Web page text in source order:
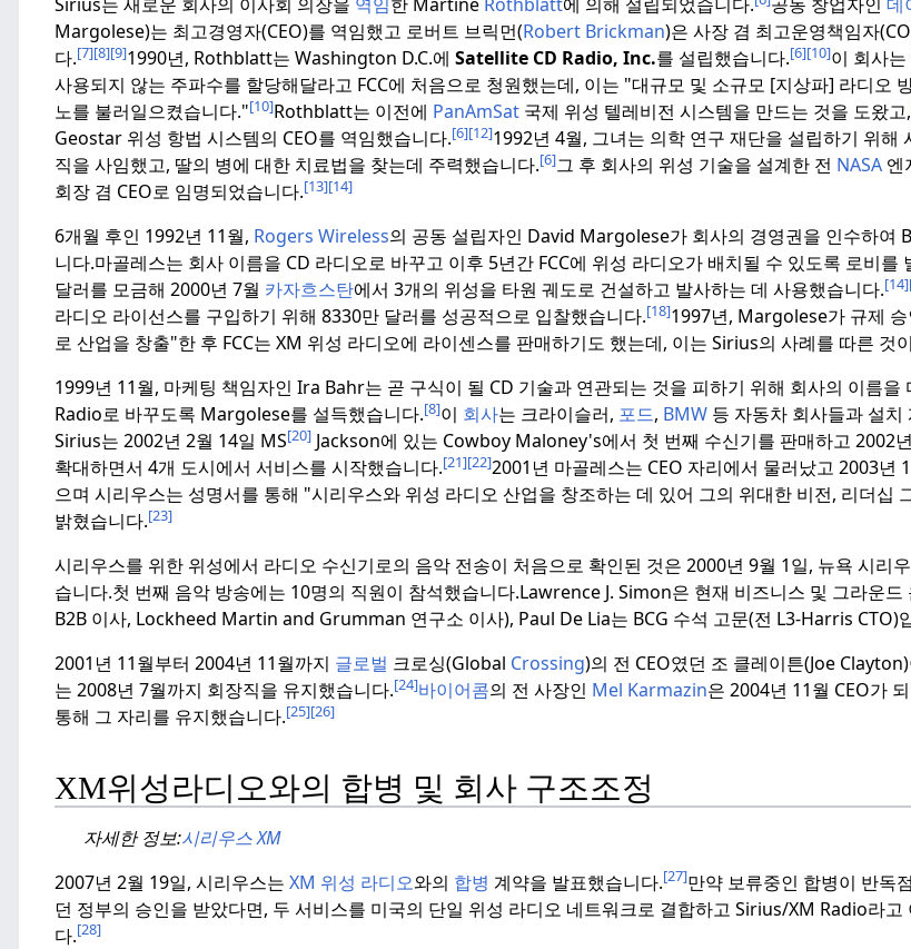
Margolese)는 최고경영자(CEO)를 역임했고 로버트 브릭먼(Robert Brickman)은 사장 겸 최고운영책임자
다.[7][8][9]1990년, Rothblatt는 Washington D.C.에 Satellite CD Radio, Inc.를 설립했습니다.[6][10]이 회사는
사용되지 않는 주파수를 할당해달라고 FCC에 처음으로 청원했는데, 이는 "대규모 및 소규모 [지상파] 라디오
노를 불러일으켰습니다."[10]Rothblatt는 이전에 PanAmSat 국제 위성 텔레비전 시스템을 만드는 것을 도왔고,
Geostar 위성 항법 시스템의 CEO를 역임했습니다.[6][12]1992년 4월, 그녀는 의학 연구 재단을 설립하기 위해
직을 사임했고, 딸의 병에 대한 치료법을 찾는데 주력했습니다.[6]그 후 회사의 위성 기술을 설계한 전 NASA 엔
회장 겸 CEO로 임명되었습니다.[13][14]
6개월 후인 1992년 11월, Rogers Wireless의 공동 설립자인 David Margolese가 회사의 경영권을 인수하여
니다.마골레스는 회사 이름을 CD 라디오로 바꾸고 이후 5년간 FCC에 위성 라디오가 배치될 수 있도록 로비를
달러를 모금해 2000년 7월 카자흐스탄에서 3개의 위성을 타원 궤도로 건설하고 발사하는 데 사용했습니다.[14]
라디오 라이선스를 구입하기 위해 8330만 달러를 성공적으로 입찰했습니다.[18]1997년, Margolese가 규제
로 산업을 창출"한 후 FCC는 XM 위성 라디오에 라이센스를 판매하기도 했는데, 이는 Sirius의 사례를 따른 것
1999년 11월, 마케팅 책임자인 Ira Bahr는 곧 구식이 될 CD 기술과 연관되는 것을 피하기 위해 회사의 이름
Radio로 바꾸도록 Margolese를 설득했습니다.[8]이 회사는 크라이슬러, 포드, BMW 등 자동차 회사들과 설치
Sirius는 2002년 2월 14일 MS[20] Jackson에 있는 Cowboy Maloney's에서 첫 번째 수신기를 판매하고 2002
확대하면서 4개 도시에서 서비스를 시작했습니다.[21][22]2001년 마골레스는 CEO 자리에서 물러났고 2003년
으며 시리우스는 성명서를 통해 "시리우스와 위성 라디오 산업을 창조하는 데 있어 그의 위대한 비전, 리더십
밝혔습니다.[23]
시리우스를 위한 위성에서 라디오 수신기로의 음악 전송이 처음으로 확인된 것은 2000년 9월 1일, 뉴욕 시리
습니다.첫 번째 음악 방송에는 10명의 직원이 참석했습니다.Lawrence J. Simon은 현재 비즈니스 및 그라운드
B2B 이사, Lockheed Martin and Grumman 연구소 이사), Paul De Lia는 BCG 수석 고문(전 L3-Harris CTO)
2001년 11월부터 2004년 11월까지 글로벌 크로싱(Global Crossing)의 전 CEO였던 조 클레이튼(Joe
는 2008년 7월까지 회장직을 유지했습니다.[24]바이어콤의 전 사장인 Mel Karmazin은 2004년 11월 CEO가
통해 그 자리를 유지했습니다.[25][26]
XM위성라디오와의 합병 및 회사 구조조정
자세한 정보:시리우스 XM
2007년 2월 19일, 시리우스는 XM 위성 라디오와의 합병 계약을 발표했습니다.[27]만약 보류중인 합병이 반독
던 정부의 승인을 받았다면, 두 서비스를 미국의 단일 위성 라디오 네트워크로 결합하고 Sirius/XM Radio라고
다.[28]